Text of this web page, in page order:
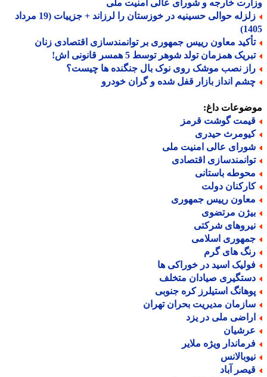
خارجه و شورای عالی امنیت ملی
زلزله حوالی حسینیه در خوزستان را لرزاند + جزییات (19 مرداد
معاون رییس جمهوری بر توانمندسازی اقتصادی زنان
همزمان تولد شوهر توسط 5 همسر قانونی اش!
نصب موشک روی نوک بال جنگنده ها چیست؟
انداز بازار قفل شده و گران خودرو
داغ:
گوشت قرمز
حیدری
عالی امنیت ملی
اقتصادی
باستانی
دولت
رییس جمهوری
مرتضوی
شرکتی
اسلامی
های گرم
اسید در خوراکی ها
صیادان متخلف
استیلرز کره جنوبی
مدیریت بحران تهران
ملی در یزد
ویژه ملایر
آباد